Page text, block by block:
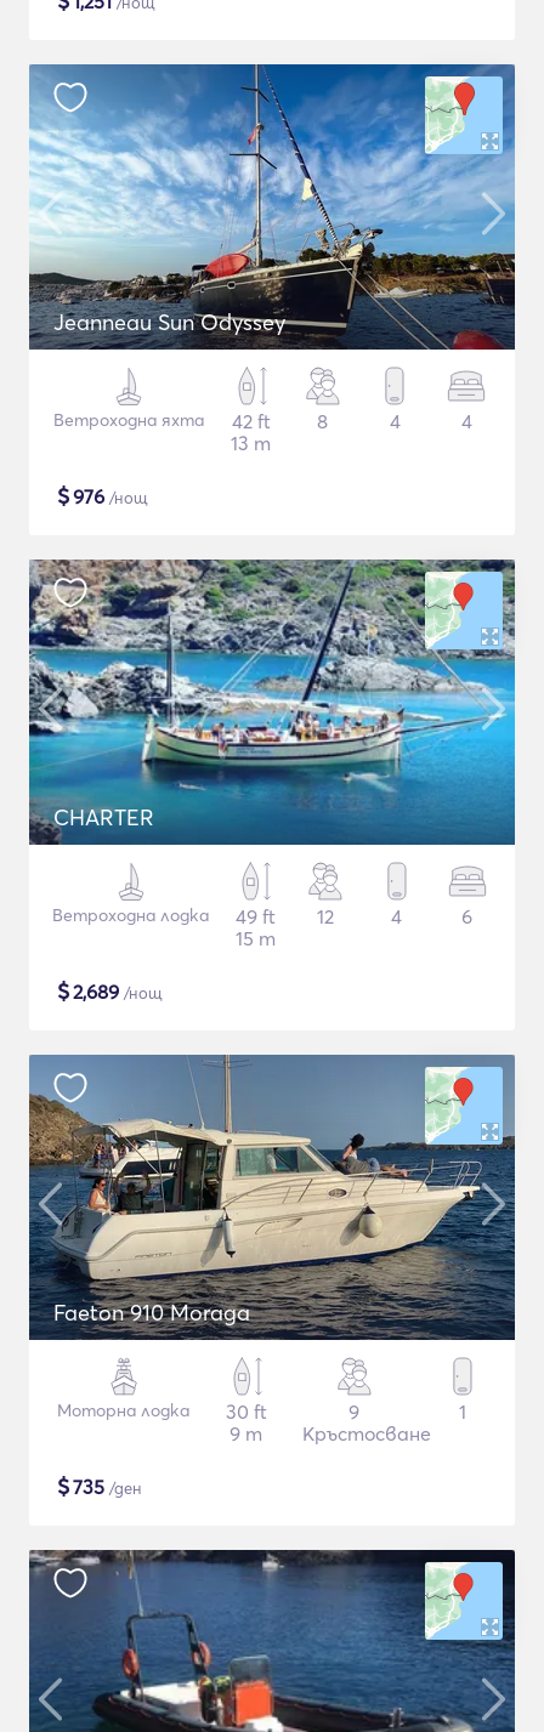
Jeanneau Sun Odyssey
Ветроходна яхта
42 ft
13 m
8 4 4
$976 /нощ
CHARTER
Ветроходна лодка
49 ft
15 m
12 4 6
$2,689 /нощ
Faeton 910 Moraga
Моторна лодка
30 ft
9 m
9
Кръстосване
1
$735 /ден